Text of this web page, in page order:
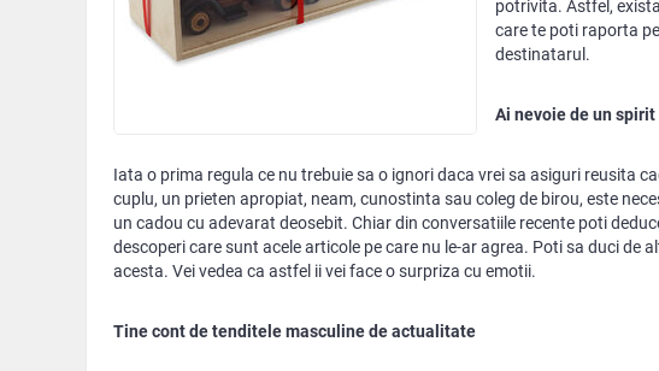
potrivita. Astfel,
care te poti raporta
destinatarul.
Ai nevoie de un
Iata o prima regula ce nu trebuie sa o ignori daca vrei sa asiguri reusita
cuplu, un prieten apropiat, neam, cunostinta sau coleg de birou, este
un cadou cu adevarat deosebit. Chiar din conversatiile recente poti
descoperi care sunt acele articole pe care nu le-ar agrea. Poti sa duci de
acesta. Vei vedea ca astfel ii vei face o surpriza cu emotii.
Tine cont de tenditele masculine de actualitate